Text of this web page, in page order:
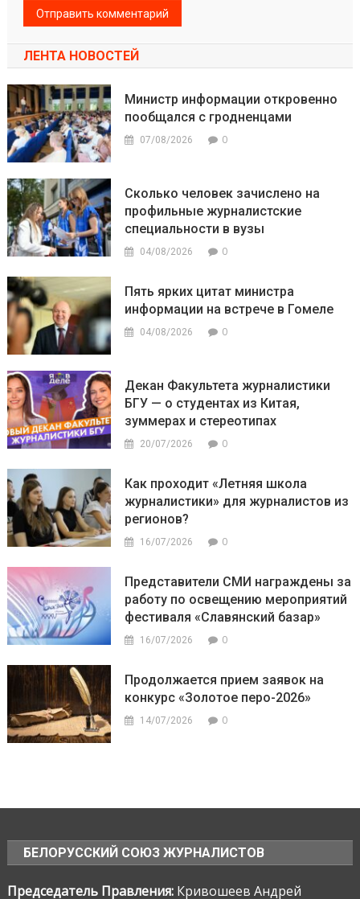
ЛЕНТА НОВОСТЕЙ
Министр информации откровенно
пообщался с гродненцами
07/08/2026 0
Сколько человек зачислено на
профильные журналистские
специальности в вузы
04/08/2026 0
Пять ярких цитат министра
информации на встрече в Гомеле
04/08/2026 0
Декан Факультета журналистики
БГУ — о студентах из Китая,
зуммерах и стереотипах
20/07/2026 0
Как проходит «Летняя школа
журналистики» для журналистов из
регионов?
16/07/2026 0
Представители СМИ награждены за
работу по освещению мероприятий
фестиваля «Славянский базар»
16/07/2026 0
Продолжается прием заявок на
конкурс «Золотое перо-2026»
14/07/2026 0
БЕЛОРУССКИЙ СОЮЗ ЖУРНАЛИСТОВ
Председатель Правления: Кривошеев Андрей